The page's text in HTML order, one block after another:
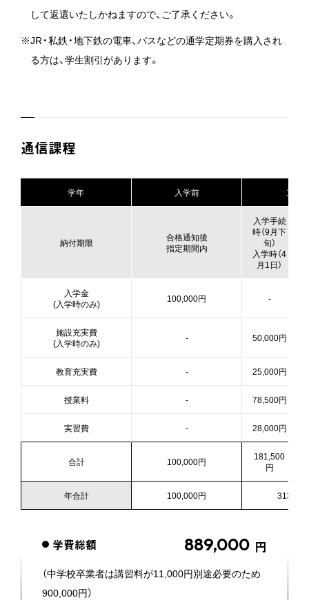
して返還いたしかねますので、ご了承ください。
※JR・私鉄・地下鉄の電車、バスなどの通学定期券を購入され
る方は、学生割引があります。
通信課程
学年 入学前 1年次
納付期限
合格通知後
指定期間内
入学手続
時（9月下
旬）
入学時（4
月1日）
入学金
(入学時のみ)
100,000円 -
施設充実費
(入学時のみ)
- 50,000円
教育充実費 - 25,000円
授業料 - 78,500円
実習費 - 28,000円
合計 100,000円
181,500
円
年合計 100,000円
学費総額 889,000 円
（中学校卒業者は講習料が11,000円別途必要のため
900,000円）